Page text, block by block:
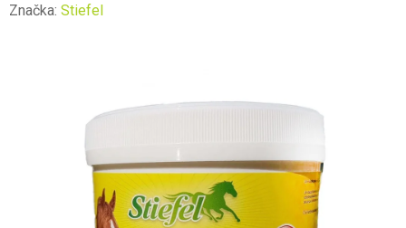
hodnocení
Značka: Stiefel